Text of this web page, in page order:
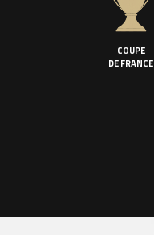
COUPE
DE FRANCE